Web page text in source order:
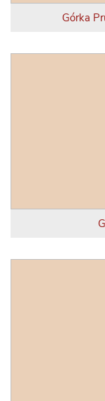
Górka